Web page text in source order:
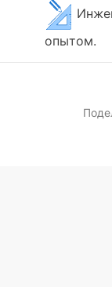
опытом.